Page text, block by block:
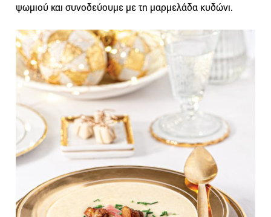
ψωμιού και συνοδεύουμε με τη μαρμελάδα κυδώνι.